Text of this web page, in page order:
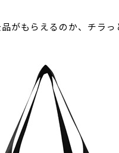
がもらえるのか、チラっ